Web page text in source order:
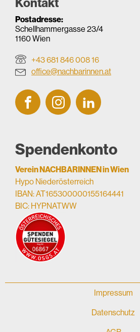
Postadresse:
Schellhammergasse 23/4
1160 Wien
+43 681 846 008 16
office@nachbarinnen.at
Spendenkonto
Verein NACHBARINNEN in Wien
Hypo Niederösterreich
IBAN: AT165300000155164441
BIC: HYPNATWW
Impressum
Datenschutz